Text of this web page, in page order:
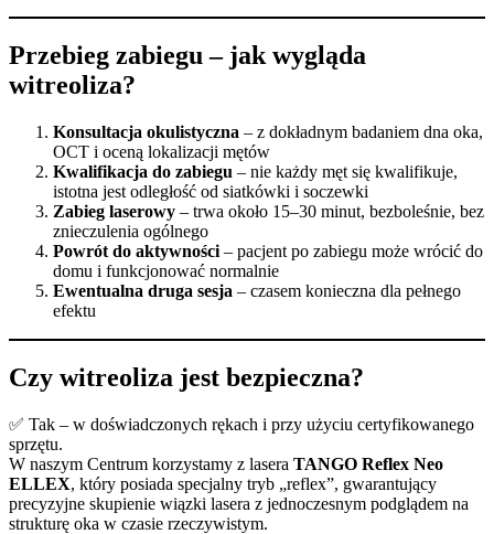
Przebieg zabiegu – jak wygląda
witreoliza?
Konsultacja okulistyczna – z dokładnym badaniem dna oka,
OCT i oceną lokalizacji mętów
Kwalifikacja do zabiegu – nie każdy męt się kwalifikuje,
istotna jest odległość od siatkówki i soczewki
Zabieg laserowy – trwa około 15–30 minut, bezboleśnie, bez
znieczulenia ogólnego
Powrót do aktywności – pacjent po zabiegu może wrócić do
domu i funkcjonować normalnie
Ewentualna druga sesja – czasem konieczna dla pełnego
efektu
Czy witreoliza jest bezpieczna?
✅ Tak – w doświadczonych rękach i przy użyciu certyfikowanego
sprzętu.
W naszym Centrum korzystamy z lasera TANGO Reflex Neo
ELLEX, który posiada specjalny tryb „reflex”, gwarantujący
precyzyjne skupienie wiązki lasera z jednoczesnym podglądem na
strukturę oka w czasie rzeczywistym.